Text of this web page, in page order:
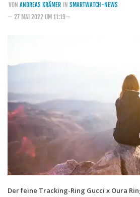
Handytarife
Smartphonetarife
Prepaid-Tarife
Datentarife
Flatrate-Prepaidtarife
Mobilfunk-Vergleichsrechner
Mobilfunk-Tarifrechner
VON ANDREAS KRÄMER IN SMARTWATCH-NEWS
— 27 MAI 2022 UM 11:19—
Der feine Tracking-Ring Gucci x Oura